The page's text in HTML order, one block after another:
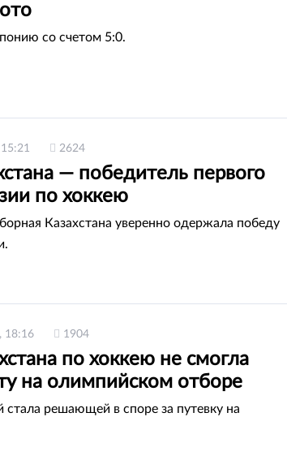
со счетом 5:0.
2624
— победитель первого
по хоккею
Казахстана уверенно одержала победу
18:16 1904
по хоккею не смогла
на олимпийском отборе
стала решающей в споре за путевку на